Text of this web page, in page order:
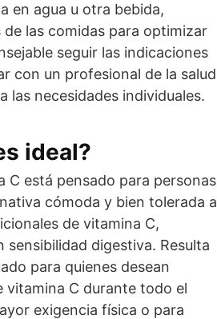
en agua u otra bebida,
las comidas para optimizar
seguir las indicaciones
con un profesional de la salud
las necesidades individuales.
ideal?
C está pensado para personas
cómoda y bien tolerada a
de vitamina C,
sensibilidad digestiva. Resulta
para quienes desean
vitamina C durante todo el
exigencia física o para